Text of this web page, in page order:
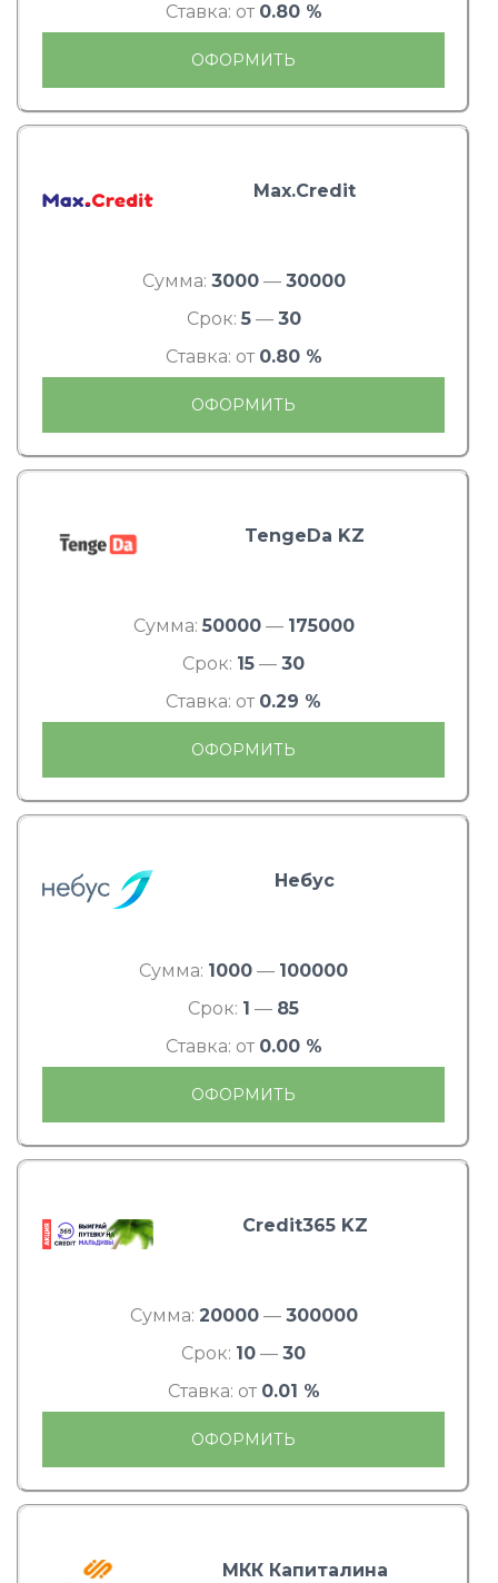
Ставка: от 0.80 %
ОФОРМИТЬ
Max.Credit
Сумма: 3000— 30000
Срок: 5— 30
Ставка: от 0.80 %
ОФОРМИТЬ
TengeDa KZ
Сумма: 50000— 175000
Срок: 15 — 30
Ставка: от 0.29 %
ОФОРМИТЬ
Небус
Сумма: 1000 — 100000
Срок: 1 — 85
Ставка: от 0.00 %
ОФОРМИТЬ
Credit365 KZ
Сумма: 20000— 300000
Срок: 10 — 30
Ставка: от 0.01 %
ОФОРМИТЬ
МКК Капиталина